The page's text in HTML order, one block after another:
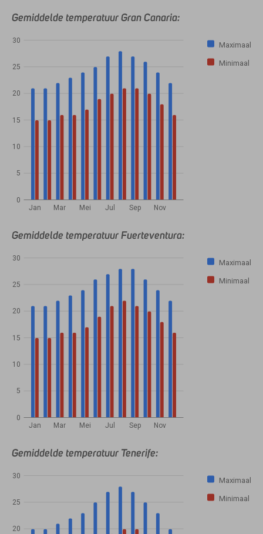
Gemiddelde temperatuur Gran Canaria:
Maximaal
Minimaal
Jan Mar Mei Jul Sep Nov
0
5
10
15
20
25
30
Gemiddelde temperatuur Fuerteventura:
Maximaal
Minimaal
Jan Mar Mei Jul Sep Nov
0
5
10
15
20
25
30
Gemiddelde temperatuur Tenerife:
Maximaal
Minimaal
20
25
30